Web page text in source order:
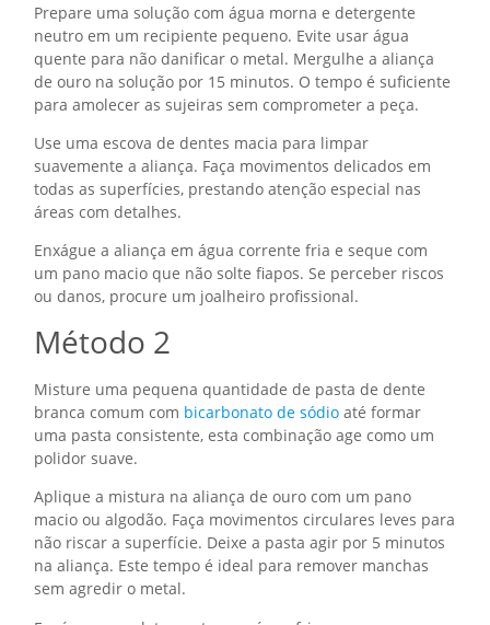
Prepare uma solução com água morna e detergente
neutro em um recipiente pequeno. Evite usar água
quente para não danificar o metal. Mergulhe a aliança
de ouro na solução por 15 minutos. O tempo é suficiente
para amolecer as sujeiras sem comprometer a peça.
Use uma escova de dentes macia para limpar
suavemente a aliança. Faça movimentos delicados em
todas as superfícies, prestando atenção especial nas
áreas com detalhes.
Enxágue a aliança em água corrente fria e seque com
um pano macio que não solte fiapos. Se perceber riscos
ou danos, procure um joalheiro profissional.
Método 2
Misture uma pequena quantidade de pasta de dente
branca comum com bicarbonato de sódio até formar
uma pasta consistente, esta combinação age como um
polidor suave.
Aplique a mistura na aliança de ouro com um pano
macio ou algodão. Faça movimentos circulares leves para
não riscar a superfície. Deixe a pasta agir por 5 minutos
na aliança. Este tempo é ideal para remover manchas
sem agredir o metal.